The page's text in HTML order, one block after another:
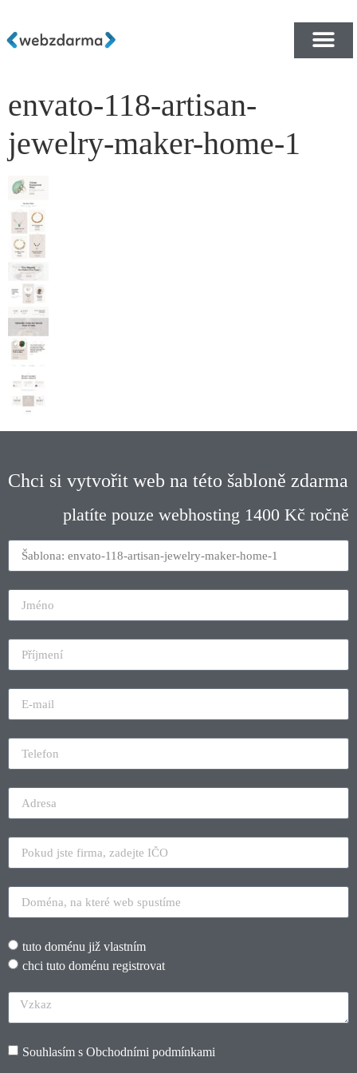
envato-118-artisan-
jewelry-maker-home-1
Chci si vytvořit web na této šabloně zdarma
platíte pouze webhosting 1400 Kč ročně
tuto doménu již vlastním
chci tuto doménu registrovat
Souhlasím s Obchodními podmínkami